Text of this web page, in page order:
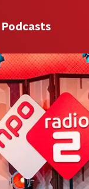
Podcasts